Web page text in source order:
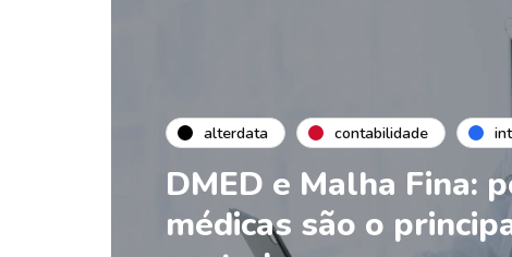
alterdata contabilidade
DMED e Malha Fina:
médicas são o